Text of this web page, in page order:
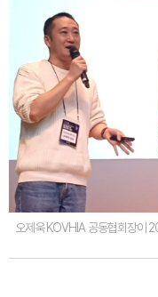
오제욱 KOVHIA 공동협회장이